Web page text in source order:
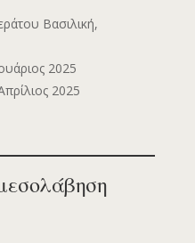
Βασιλική,
2025
2025